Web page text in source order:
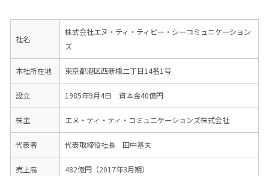
社名
株式会社エヌ・ティ・ティピー・シーコミュニケーション
ズ
本社所在地 東京都港区西新橋二丁目14番1号
設立 1985年9月4日 資本金40億円
株主 エヌ・ティ・ティ・コミュニケーションズ株式会社
代表者 代表取締役社長 田中基夫
売上高 482億円（2017年3月期）